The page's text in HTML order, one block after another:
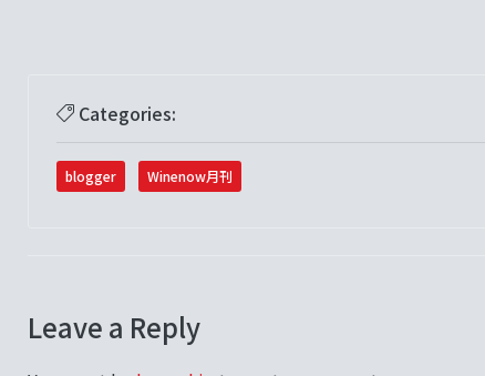
Categories:
blogger Winenow月刊
Leave a Reply